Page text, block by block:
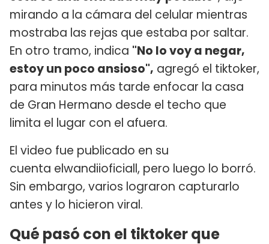
mirando a la cámara del celular mientras
mostraba las rejas que estaba por saltar.
En otro tramo, indica "No lo voy a negar,
estoy un poco ansioso", agregó el tiktoker,
para minutos más tarde enfocar la casa
de Gran Hermano desde el techo que
limita el lugar con el afuera.
El video fue publicado en su
cuenta elwandiioficiall, pero luego lo borró.
Sin embargo, varios lograron capturarlo
antes y lo hicieron viral.
Qué pasó con el tiktoker que